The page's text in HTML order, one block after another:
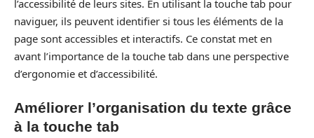
l’accessibilité de leurs sites. En utilisant la touche tab pour
naviguer, ils peuvent identifier si tous les éléments de la
page sont accessibles et interactifs. Ce constat met en
avant l’importance de la touche tab dans une perspective
d’ergonomie et d’accessibilité.
Améliorer l’organisation du texte grâce
à la touche tab